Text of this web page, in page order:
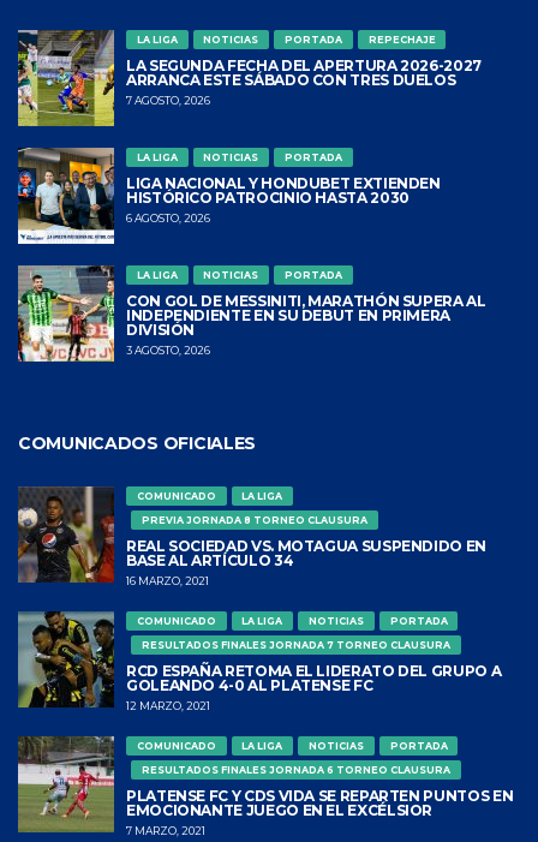
LA LIGA NOTICIAS PORTADA REPECHAJE
LA SEGUNDA FECHA DEL APERTURA 2026-2027
ARRANCA ESTE SÁBADO CON TRES DUELOS
7 AGOSTO, 2026
LA LIGA NOTICIAS PORTADA
LIGA NACIONAL Y HONDUBET EXTIENDEN
HISTÓRICO PATROCINIO HASTA 2030
6 AGOSTO, 2026
LA LIGA NOTICIAS PORTADA
CON GOL DE MESSINITI, MARATHÓN SUPERA AL
INDEPENDIENTE EN SU DEBUT EN PRIMERA
DIVISIÓN
3 AGOSTO, 2026
COMUNICADOS OFICIALES
COMUNICADO
LA LIGA
PREVIA JORNADA 8 TORNEO CLAUSURA
REAL SOCIEDAD VS. MOTAGUA SUSPENDIDO EN
BASE AL ARTÍCULO 34
16 MARZO, 2021
COMUNICADO LA LIGA NOTICIAS
PORTADA
RESULTADOS FINALES JORNADA 7 TORNEO CLAUSURA
RCD ESPAÑA RETOMA EL LIDERATO DEL GRUPO A
GOLEANDO 4-0 AL PLATENSE FC
12 MARZO, 2021
COMUNICADO LA LIGA NOTICIAS
PORTADA
RESULTADOS FINALES JORNADA 6 TORNEO CLAUSURA
PLATENSE FC Y CDS VIDA SE REPARTEN PUNTOS EN
EMOCIONANTE JUEGO EN EL EXCÉLSIOR
7 MARZO, 2021